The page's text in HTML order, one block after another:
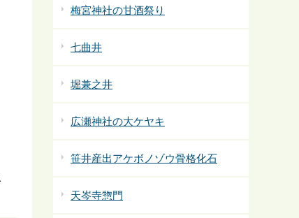
梅宮神社の甘酒祭り
七曲井
堀兼之井
広瀬神社の大ケヤキ
笹井産出アケボノゾウ骨格化石
天岑寺惣門